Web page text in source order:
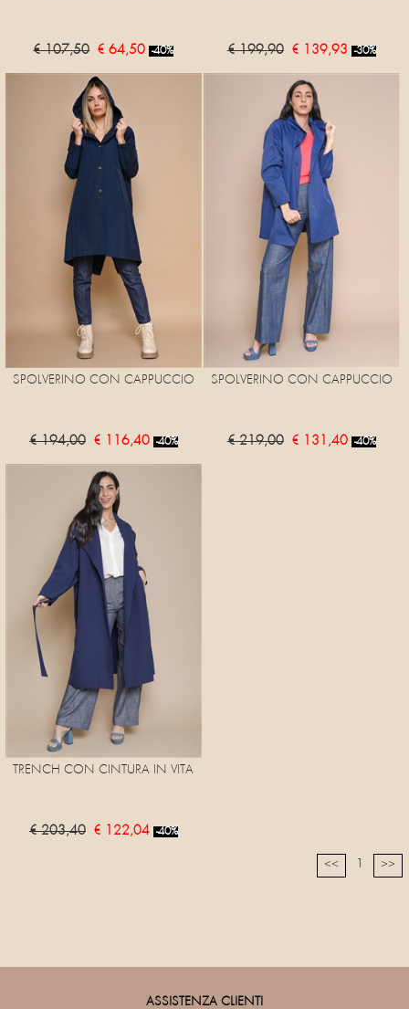
€ 107,50 € 64,50 -40% € 199,90 € 139,93 -30%
SPOLVERINO CON CAPPUCCIO
€ 194,00 € 116,40 -40%
SPOLVERINO CON CAPPUCCIO
€ 219,00 € 131,40 -40%
TRENCH CON CINTURA IN VITA
€ 203,40 € 122,04 -40%
<< >>
ASSISTENZA CLIENTI